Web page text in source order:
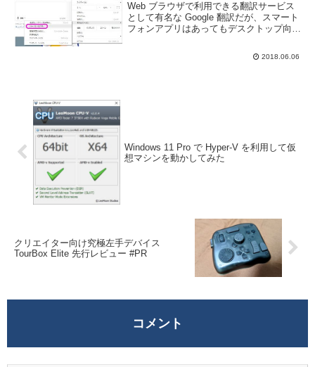
Web ブラウザで利用できる翻訳サービス
として有名な Google 翻訳だが、スマート
フォンアプリはあってもデスクトップ向け
ウェアはいくつかあるが Web 版をそのま
ま使っていたり広告が表示されるなどあ...
2018.06.06
Windows 11 Pro で Hyper-V を利用して仮
想マシンを動かしてみた
クリエイター向け究極左手デバイス
TourBox Elite 先行レビュー #PR
コメント